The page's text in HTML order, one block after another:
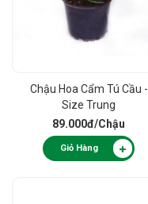
Chậu Hoa Cẩm Tú Cầu -
Size Trung
89.000đ/Chậu
Giỏ Hàng